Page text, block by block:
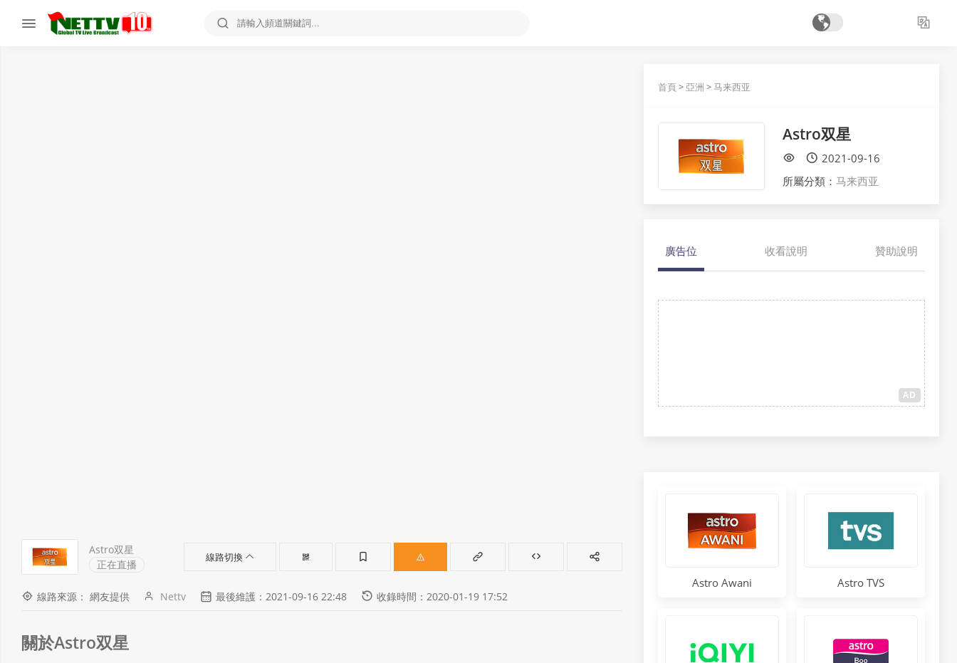
Astro双星
正在直播
線路切換
線路來源： 網友提供 Nettv 最後維護：2021-09-16 22:48 收錄時間：2020-01-19 17:52
關於Astro双星
首頁>亞洲 >马来西亚
Astro双星
2021-09-16
所屬分類：马来西亚
廣告位 收看說明 贊助說明
AD
Astro Awani Astro TVS